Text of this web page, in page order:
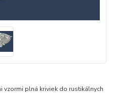
plná kriviek do rustikálnych